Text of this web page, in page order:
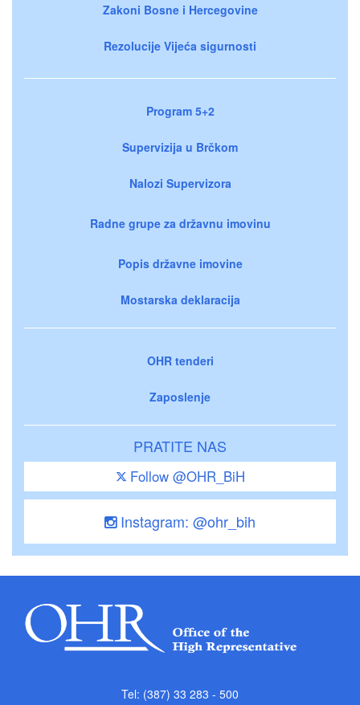
Zakoni Bosne i Hercegovine
Rezolucije Vijeća sigurnosti
Program 5+2
Supervizija u Brčkom
Nalozi Supervizora
Radne grupe za državnu imovinu
Popis državne imovine
Mostarska deklaracija
OHR tenderi
Zaposlenje
PRATITE NAS
Follow @OHR_BiH
Instagram: @ohr_bih
Tel: (387) 33 283 - 500